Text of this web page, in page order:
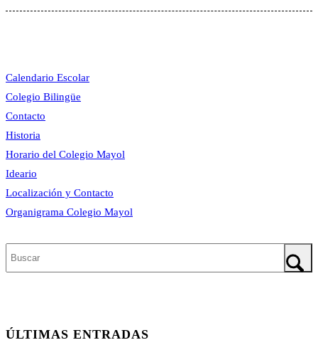
Calendario Escolar
Colegio Bilingüe
Contacto
Historia
Horario del Colegio Mayol
Ideario
Localización y Contacto
Organigrama Colegio Mayol
ÚLTIMAS ENTRADAS